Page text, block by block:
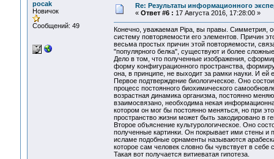
pocak
Новичок
Сообщений: 49
Re: Результаты информационного
« Ответ #6 : 17 Августа 2016, 17:28:00 »
Конечно, уважаемая Pipa, вы правы. Симметрия,
систему повторяемости его элементов. Причин
весьма простых причин этой повторяемости,
"популярного белка", существуют и более
Дело в том, что полученные изображения,
форму конфигурационного пространства,
она, в принципе, не выходит за рамки науки. И ей
Первое подтверждение биологическое. Оно
процесс постоянного биохимического
возрастная динамика организма, постоянно
взаимосвязано, необходима некая
котором он мог бы постоянно меняться, но при
пространство жизни может быть закодировано
Второе объяснение культурологическое. Оно
полученные картинки. Он покрывает ими стены и
исламе подобные орнаменты называются
которое сам человек словно бы чувствует в
Такая вот получается витиеватая гипотеза.